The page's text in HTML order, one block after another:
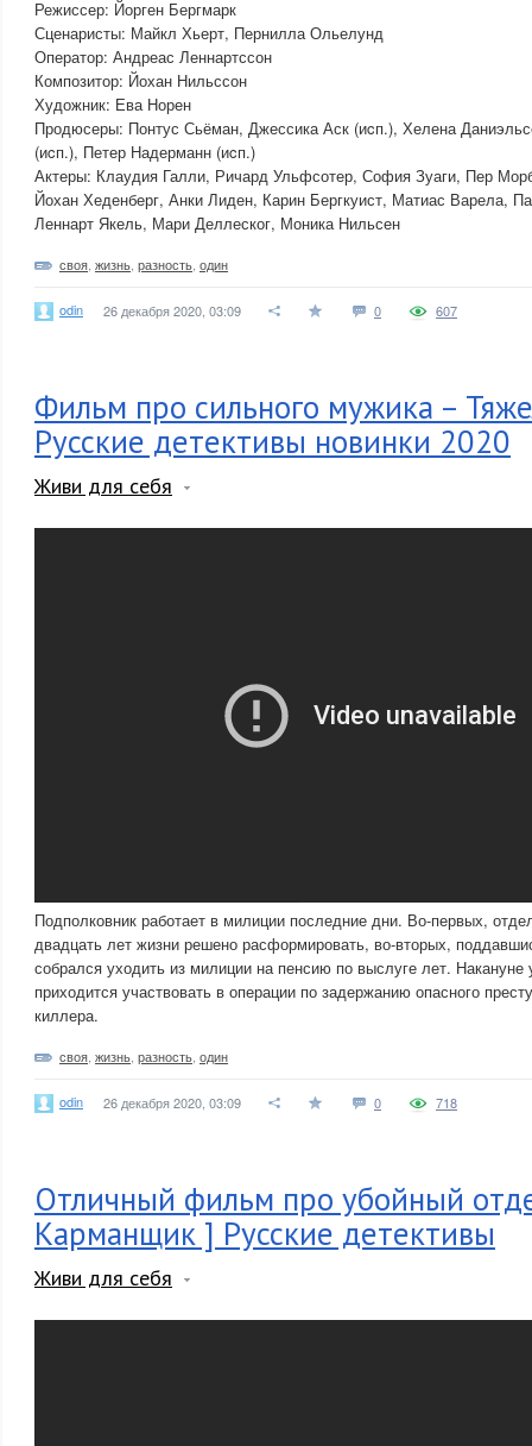
Режиссер: Йорген Бергмарк
Сценаристы: Майкл Хьерт, Пернилла Ольелунд
Оператор: Андреас Леннартссон
Композитор: Йохан Нильссон
Художник: Ева Норен
Продюсеры: Понтус Сьёман, Джессика Аск (иcп.), Хелена
(иcп.), Петер Надерманн (иcп.)
Актеры: Клаудия Галли, Ричард Ульфсотер, София Зуаги, Пер
Йохан Хеденберг, Анки Лиден, Карин Бергкуист, Матиас Варела,
Леннарт Якель, Мари Деллеског, Моника Нильсен
своя жизнь разность один
odin 26 декабря 2020, 03:09 0 607
Фильм про сильного мужика –
Русские детективы новинки 2020
Живи для себя
Подполковник работает в милиции последние дни. Во-первых,
двадцать лет жизни решено расформировать, во-вторых,
собрался уходить из милиции на пенсию по выслуге лет. Накануне
приходится участвовать в операции по задержанию опасного
киллера.
своя жизнь разность один
odin 26 декабря 2020, 03:09 0 718
Отличный фильм про убойный
Карманщик ] Русские детективы
Живи для себя